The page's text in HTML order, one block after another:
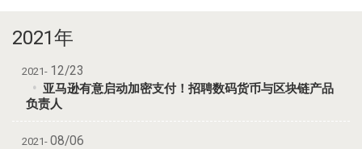
2021年
2021- 12/23
亚马逊有意启动加密支付！招聘数码货币与区块链产品
负责人
2021- 08/06